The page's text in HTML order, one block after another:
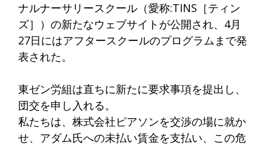
ナルナーサリースクール（愛称:TINS［ティン
ズ］）の新たなウェブサイトが公開され、4月
27日にはアフタースクールのプログラムまで発
表された。
東ゼン労組は直ちに新たに要求事項を提出し、
団交を申し入れる。
私たちは、株式会社ピアソンを交渉の場に就か
せ、アダム氏への未払い賃金を支払い、この危